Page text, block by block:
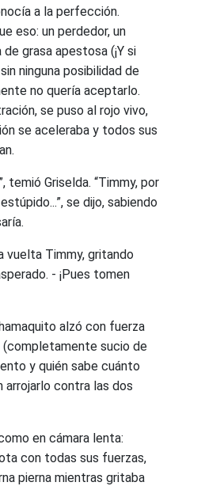
a la perfección.
eso: un perdedor, un
grasa apestosa (¡Y si
ninguna posibilidad de
no quería aceptarlo.
se puso al rojo vivo,
se aceleraba y todos sus
temió Griselda. “Timmy, por
se dijo, sabiendo
vuelta Timmy, gritando
- ¡Pues tomen
alzó con fuerza
(completamente sucio de
y quién sabe cuánto
arrojarlo contra las dos
en cámara lenta:
con todas sus fuerzas,
pierna mientras gritaba